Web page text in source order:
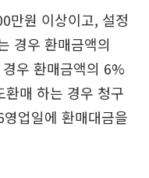
만원 이상이고, 설정
경우 환매금액의
우 환매금액의 6%
매 하는 경우 청구
업일에 환매대금을